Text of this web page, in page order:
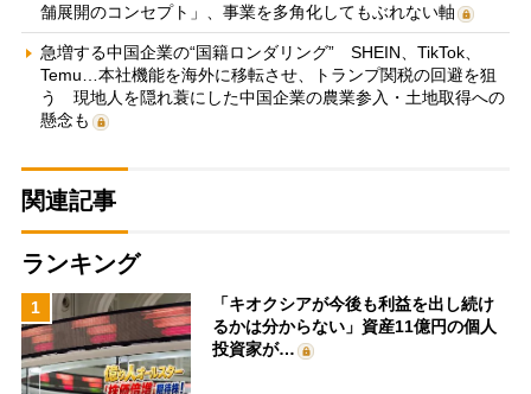
舗展開のコンセプト」、事業を多角化してもぶれない軸
急増する中国企業の“国籍ロンダリング” SHEIN、TikTok、
Temu…本社機能を海外に移転させ、トランプ関税の回避を狙
う 現地人を隠れ蓑にした中国企業の農業参入・土地取得への
懸念も
関連記事
ランキング
1
「キオクシアが今後も利益を出し続け
るかは分からない」資産11億円の個人
投資家が…